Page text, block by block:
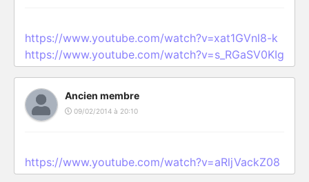
https://www.youtube.com/watch?v=xat1GVnl8-k
https://www.youtube.com/watch?v=s_RGaSV0KIg
Ancien membre
09/02/2014 à 20:10
https://www.youtube.com/watch?v=aRljVackZ08